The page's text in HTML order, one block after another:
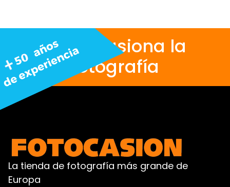
Nos apasiona la
fotografía
La tienda de fotografía más grande de
Europa